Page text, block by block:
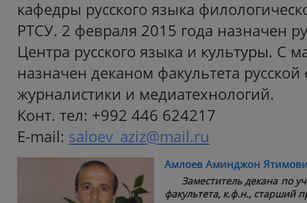
кафедры русского языка
РТСУ. 2 февраля 2015 года назначен
Центра русского языка и культуры. С
назначен деканом факультета
журналистики и медиатехнологий.
Конт. тел: +992 446 624217
E-mail: saloev_aziz@mail.ru
Амлоев Аминджон
Заместитель декана по
факультета, к.ф.н., старший